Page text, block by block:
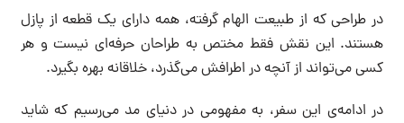
در طراحی که از طبیعت الهام گرفته، همه دارای یک قطعه از پازل
هستند. این نقش فقط مختص به طراحان حرفه‌ای نیست و هر
کسی می‌تواند از آنچه در اطرافش می‌گذرد، خلاقانه بهره بگیرد.
در ادامه‌ی این سفر، به مفهومی در دنیای مد می‌رسیم که شاید